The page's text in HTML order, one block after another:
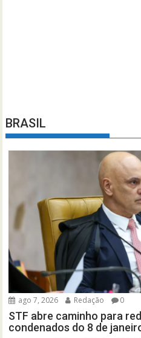
BRASIL
ago 7, 2026 Redação 0
STF abre caminho para
condenados do 8 de